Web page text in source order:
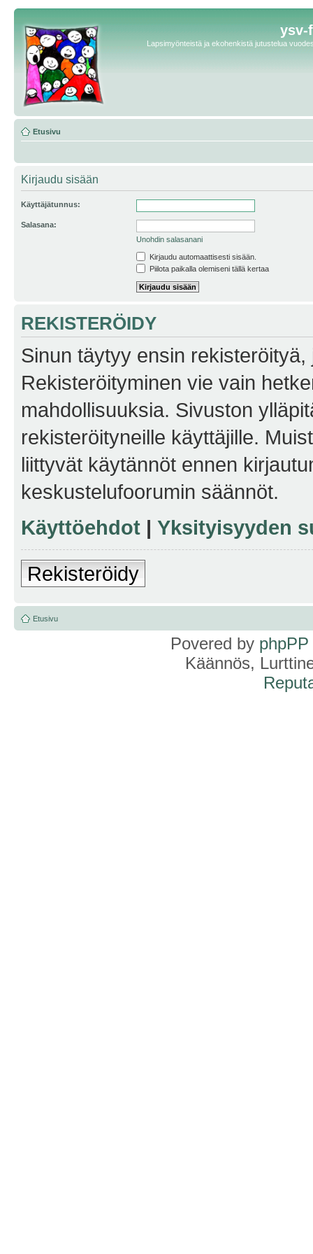
ysv-
Lapsimyönteistä ja ekohenkistä jutustelua
Etusivu
Kirjaudu sisään
Käyttäjätunnus:
Salasana:
Unohdin salasanani
Kirjaudu automaattisesti sisään.
Piilota paikalla olemiseni tällä kertaa
REKISTERÖIDY
Sinun täytyy ensin
Rekisteröityminen vie vain
mahdollisuuksia. Sivuston
rekisteröityneille käyttäjille.
liittyvät käytännöt ennen
keskustelufoorumin säännöt.
Käyttöehdot | Yksityisyyden
Rekisteröidy
Etusivu
Povered by phpPP
Käännös,